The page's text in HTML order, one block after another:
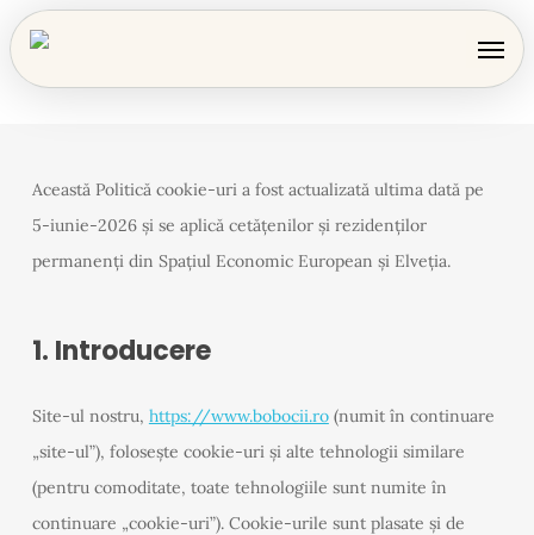
Skip
to
main
Menu
Această Politică cookie-uri a fost actualizată ultima dată pe
5-iunie-2026 și se aplică cetățenilor și rezidenților
permanenți din Spațiul Economic European și Elveția.
1. Introducere
Site-ul nostru, https://www.bobocii.ro(numit în continuare
„site-ul”), folosește cookie-uri și alte tehnologii similare
(pentru comoditate, toate tehnologiile sunt numite în
continuare „cookie-uri”). Cookie-urile sunt plasate și de